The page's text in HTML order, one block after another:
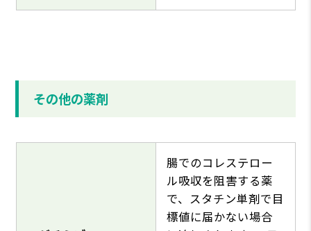
その他の薬剤
腸でのコレステロー
ル吸収を阻害する薬
で、スタチン単剤で目
標値に届かない場合